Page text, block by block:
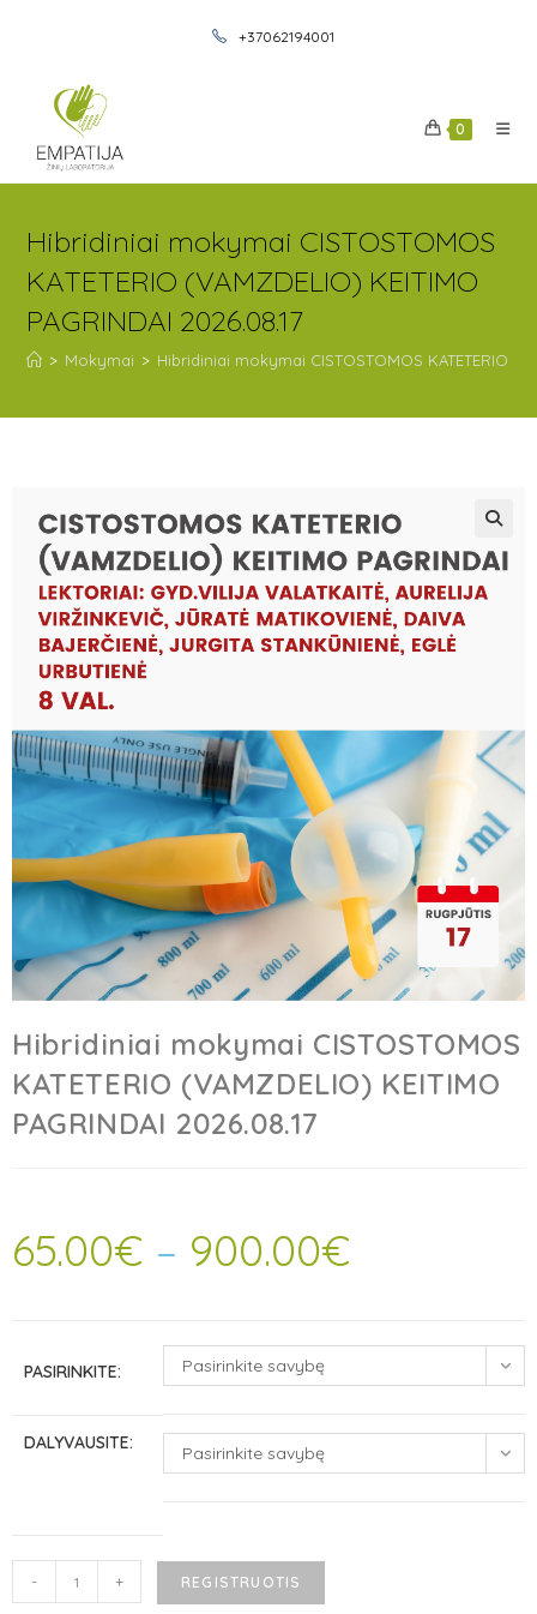
+37062194001
0
Hibridiniai mokymai CISTOSTOMOS
KATETERIO (VAMZDELIO) KEITIMO
PAGRINDAI 2026.08.17
> Mokymai > Hibridiniai mokymai CISTOSTOMOS KATETERIO
Hibridiniai mokymai CISTOSTOMOS
KATETERIO (VAMZDELIO) KEITIMO
PAGRINDAI 2026.08.17
65.00€ – 900.00€
PASIRINKITE: Pasirinkite savybę
DALYVAUSITE: Pasirinkite savybę
- + REGISTRUOTIS